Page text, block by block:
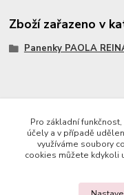
Zboží zařazeno v
Panenky PAOLA
Copyright © 2023 Země
Pro základní
účely a v případě
využíváme soubory
cookies můžete kdykoli